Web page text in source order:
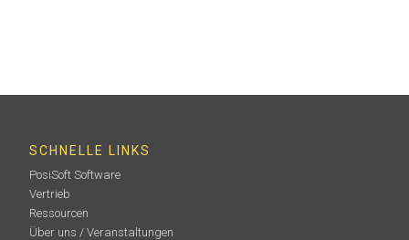
SCHNELLE LINKS
PosiSoft Software
Vertrieb
Ressourcen
Über uns / Veranstaltungen